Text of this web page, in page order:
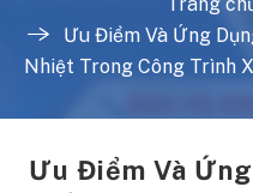
Ưu Điểm Và Ứng
Nhiệt Trong Công Trình
Ưu Điểm Và